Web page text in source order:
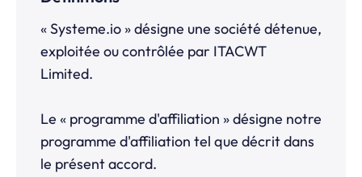
«Systeme.io » désigne une société détenue,
exploitée ou contrôlée par ITACWT
Limited.
Le « programme d'affiliation » désigne notre
programme d'affiliation tel que décrit dans
le présent accord.